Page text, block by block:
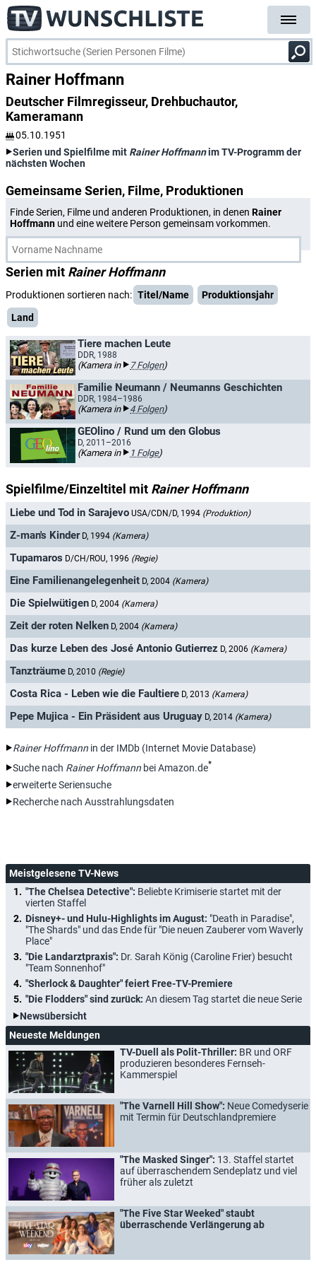
Rainer Hoffmann
Deutscher Filmregisseur, Drehbuchautor,
Kameramann
05.10.1951
Serien und Spielfilme mit Rainer Hoffmannim TV-Programm der
nächsten Wochen
Gemeinsame Serien, Filme, Produktionen
Finde Serien, Filme und anderen Produktionen, in denen Rainer
Hoffmann und eine weitere Person gemeinsam vorkommen.
Serien mit Rainer Hoffmann
Produktionen sortieren nach: Titel/Name
Produktionsjahr
Land
Tiere machen Leute
DDR, 1988
(Kamera in 7 Folgen)
Familie Neumann / Neumanns Geschichten
DDR, 1984–1986
(Kamera in 4 Folgen)
GEOlino / Rund um den Globus
D, 2011–2016
(Kamera in 1 Folge)
Spielfilme/Einzeltitel mit Rainer Hoffmann
Liebe und Tod in Sarajevo USA/CDN/D, 1994 (Produktion)
Z-man's Kinder D, 1994 (Kamera)
Tupamaros D/CH/ROU, 1996 (Regie)
Eine Familienangelegenheit D, 2004 (Kamera)
Die Spielwütigen D, 2004 (Kamera)
Zeit der roten Nelken D, 2004 (Kamera)
Das kurze Leben des José Antonio Gutierrez D, 2006 (Kamera)
Tanzträume D, 2010 (Regie)
Costa Rica - Leben wie die Faultiere D, 2013 (Kamera)
Pepe Mujica - Ein Präsident aus Uruguay D, 2014 (Kamera)
Rainer Hoffmann in der IMDb (Internet Movie Database)
Suche nach Rainer Hoffmann bei Amazon.de*
erweiterte Seriensuche
Recherche nach Ausstrahlungsdaten
Meistgelesene TV-News
"The Chelsea Detective": Beliebte Krimiserie startet mit der
vierten Staffel
Disney+- und Hulu-Highlights im August: "Death in Paradise",
"The Shards" und das Ende für "Die neuen Zauberer vom Waverly
Place"
"Die Landarztpraxis": Dr. Sarah König (Caroline Frier) besucht
"Team Sonnenhof"
"Sherlock & Daughter" feiert Free-TV-Premiere
"Die Flodders" sind zurück: An diesem Tag startet die neue Serie
Newsübersicht
Neueste Meldungen
TV-Duell als Polit-Thriller: BR und ORF
produzieren besonderes Fernseh-
Kammerspiel
"The Varnell Hill Show": Neue Comedyserie
mit Termin für Deutschlandpremiere
"The Masked Singer": 13. Staffel startet
auf überraschendem Sendeplatz und viel
früher als zuletzt
"The Five Star Weeked" staubt
überraschende Verlängerung ab